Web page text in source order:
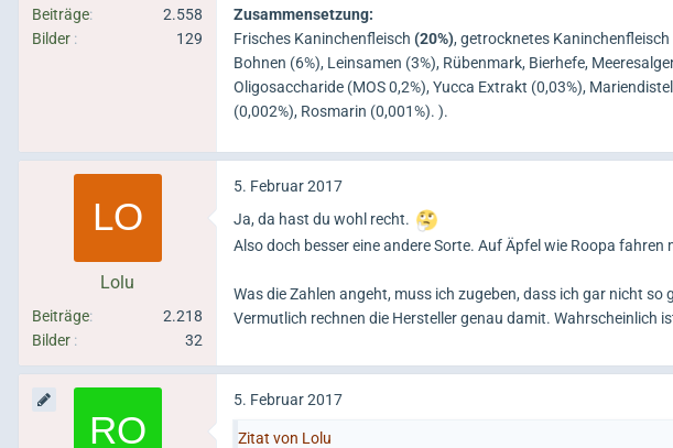
Beiträge
2.558
Bilder
129
Zusammensetzung:
Frisches Kaninchenfleisch (20%), getrocknetes Kaninchenfleisch
Bohnen (6%), Leinsamen (3%), Rübenmark, Bierhefe,
Oligosaccharide (MOS 0,2%), Yucca Extrakt (0,03%),
(0,002%), Rosmarin (0,001%). ).
Lolu
Beiträge
2.218
Bilder
32
5. Februar 2017
Ja, da hast du wohl recht.
Also doch besser eine andere Sorte. Auf Äpfel wie Roopa fahren
Was die Zahlen angeht, muss ich zugeben, dass ich gar nicht
Vermutlich rechnen die Hersteller genau damit. Wahrscheinlich
5. Februar 2017
Zitat von Lolu